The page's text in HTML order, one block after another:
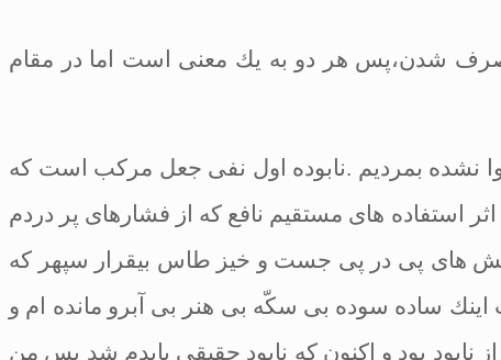
شدن،پس هر دو به يك معنى است اما در مقام
نشده بمرديم .نابوده اول نفى جعل مركب است كه
استفاده ‏هاى مستقيم نافع كه از فشارهاى پر دردم
‏هاى پى در پى جست و خيز طاس بيقرار سپهر كه
اينك ساده سوده بى ‏سكّه بى‏ هنر بى ‏آبرو مانده‏ ام و
از نابود بود و اكنون كه نابودِ حقيقى بايدم شد پس من